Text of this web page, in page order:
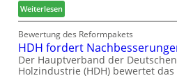
i
n
d
e
r
o
c
h
e
n
2
l
d
e
t
B
e
Weiterlesen:
C
h
a
t
b
Bewertung des Reformpakets
HDH fordert
Der Hauptverband der Deutschen
Holzindustrie (HDH) bewertet das